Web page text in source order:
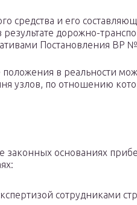
средства и его
дорожно-
Постановления ВР
в реальности
узлов, по отношению
законных основаниях
сотрудниками